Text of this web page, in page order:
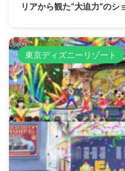
リアから観た“大迫力”のシ
東京ディズニーリゾート